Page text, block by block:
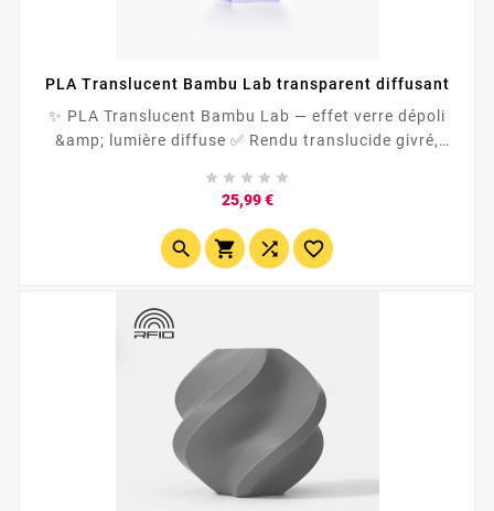
PLA Translucent Bambu Lab transparent diffusant
✨ PLA Translucent Bambu Lab — effet verre dépoli
&amp; lumière diffuse ✅ Rendu translucide givré,
    
25,99 €Prix
   